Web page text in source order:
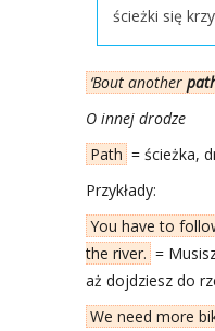
ścież­ki się
‘Bout ano­ther
O innej dro­dze
Path = ścież­ka,
Przy­kła­dy:
You have to
the river. =
aż doj­dziesz do
We need more